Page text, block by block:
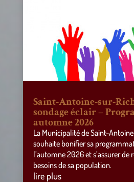
Saint-Antoine-sur-
sondage éclair –
automne 2026
La Municipalité de Saint-
souhaite bonifier sa
l’automne 2026 et s’assurer de
besoins de sa population.
lire plus